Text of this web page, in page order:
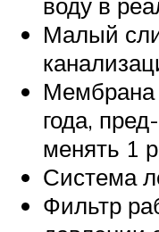
Малый
года,
менять 1
Система
Фильтр